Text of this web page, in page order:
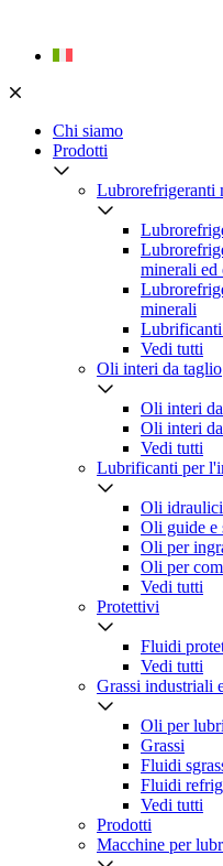
content
Chi siamo
Prodotti
Lubrorefrigeranti
minerali ed
minerali
Lubrificanti
Vedi tutti
Oli interi da taglio
Oli interi
Oli interi
Vedi tutti
Lubrificanti per
Oli idraulici
Oli guide e
Oli per
Oli per
Vedi tutti
Protettivi
Fluidi
Vedi tutti
Grassi industriali
Oli per
Grassi
Fluidi
Fluidi
Vedi tutti
Prodotti
Macchine per